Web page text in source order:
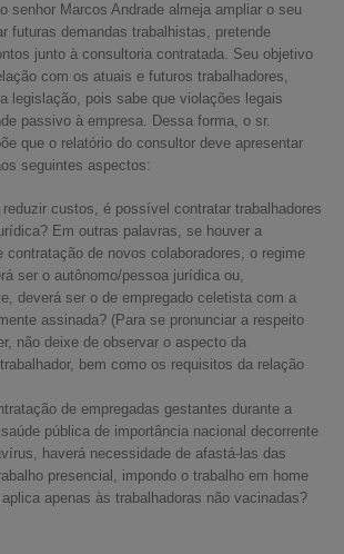
senhor Marcos Andrade almeja ampliar o seu
futuras demandas trabalhistas, pretende
junto à consultoria contratada. Seu objetivo
com os atuais e futuros trabalhadores,
legislação, pois sabe que violações legais
passivo à empresa. Dessa forma, o sr.
que o relatório do consultor deve apresentar
seguintes aspectos:
reduzir custos, é possível contratar trabalhadores
Em outras palavras, se houver a
contratação de novos colaboradores, o regime
ser o autônomo/pessoa jurídica ou,
deverá ser o de empregado celetista com a
assinada? (Para se pronunciar a respeito
não deixe de observar o aspecto da
bem como os requisitos da relação
de empregadas gestantes durante a
pública de importância nacional decorrente
haverá necessidade de afastá-las das
presencial, impondo o trabalho em home
apenas às trabalhadoras não vacinadas?